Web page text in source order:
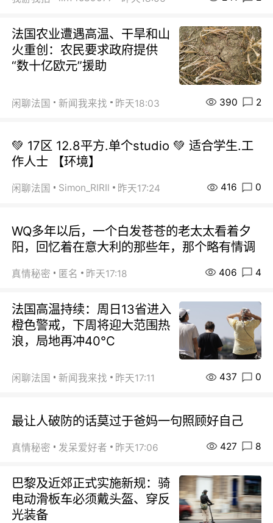
法国农业遭遇高温、干旱和山
火重创：农民要求政府提供
“数十亿欧元”援助
闲聊法国 新闻我来找 昨天18:03 390 2
💚 17区 12.8平方.单个studio 💚 适合学生.工
作人士 【环境】
闲聊法国 Simon_RIRIl 昨天17:24 416 0
WQ多年以后，一个白发苍苍的老太太看着夕
阳，回忆着在意大利的那些年，那个略有情调
真情秘密 匿名 昨天17:18 406 4
法国高温持续：周日13省进入
橙色警戒，下周将迎大范围热
浪，局地再冲40℃
闲聊法国 新闻我来找 昨天17:11 437 0
最让人破防的话莫过于爸妈一句照顾好自己
真情秘密 发呆爱好者 昨天17:06 427 8
巴黎及近郊正式实施新规：骑
电动滑板车必须戴头盔、穿反
光装备